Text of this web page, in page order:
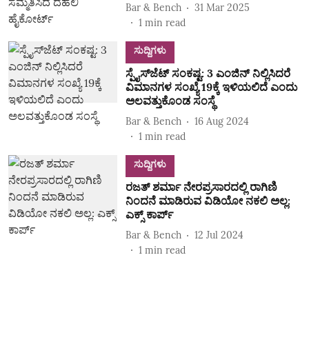
Bar & Bench
31 Mar 2025
1 min read
ಸುದ್ದಿಗಳು
ಸ್ಪೈಸ್‌ಜೆಟ್‌ ಸಂಕಷ್ಟ: 3 ಎಂಜಿನ್‌ ನಿಲ್ಲಿಸಿದರೆ
ವಿಮಾನಗಳ ಸಂಖ್ಯೆ 19ಕ್ಕೆ ಇಳಿಯಲಿದೆ ಎಂದು
ಅಲವತ್ತುಕೊಂಡ ಸಂಸ್ಥೆ
Bar & Bench
16 Aug 2024
1 min read
ಸುದ್ದಿಗಳು
ರಜತ್ ಶರ್ಮಾ ನೇರಪ್ರಸಾರದಲ್ಲಿ ರಾಗಿಣಿ
ನಿಂದನೆ ಮಾಡಿರುವ ವಿಡಿಯೋ ನಕಲಿ ಅಲ್ಲ:
ಎಕ್ಸ್‌ ಕಾರ್ಪ್‌
Bar & Bench
12 Jul 2024
1 min read